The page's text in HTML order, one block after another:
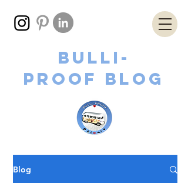
Bulli-
proof Blog
Blog